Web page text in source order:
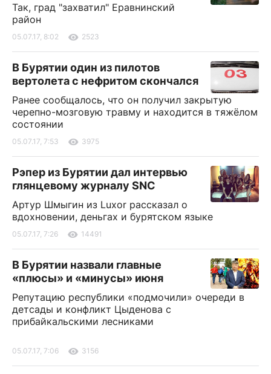
Так, град "захватил" Еравнинский
район
05.07.17, 8:02 2523
В Бурятии один из пилотов
вертолета с нефритом скончался
Ранее сообщалось, что он получил закрытую
черепно-мозговую травму и находится в тяжёлом
состоянии
05.07.17, 7:53 3975
Рэпер из Бурятии дал интервью
глянцевому журналу SNC
Артур Шмыгин из Luxor рассказал о
вдохновении, деньгах и бурятском языке
05.07.17, 7:26 14491
В Бурятии назвали главные
«плюсы» и «минусы» июня
Репутацию республики «подмочили» очереди в
детсады и конфликт Цыденова с
прибайкальскими лесниками
05.07.17, 7:06 3156